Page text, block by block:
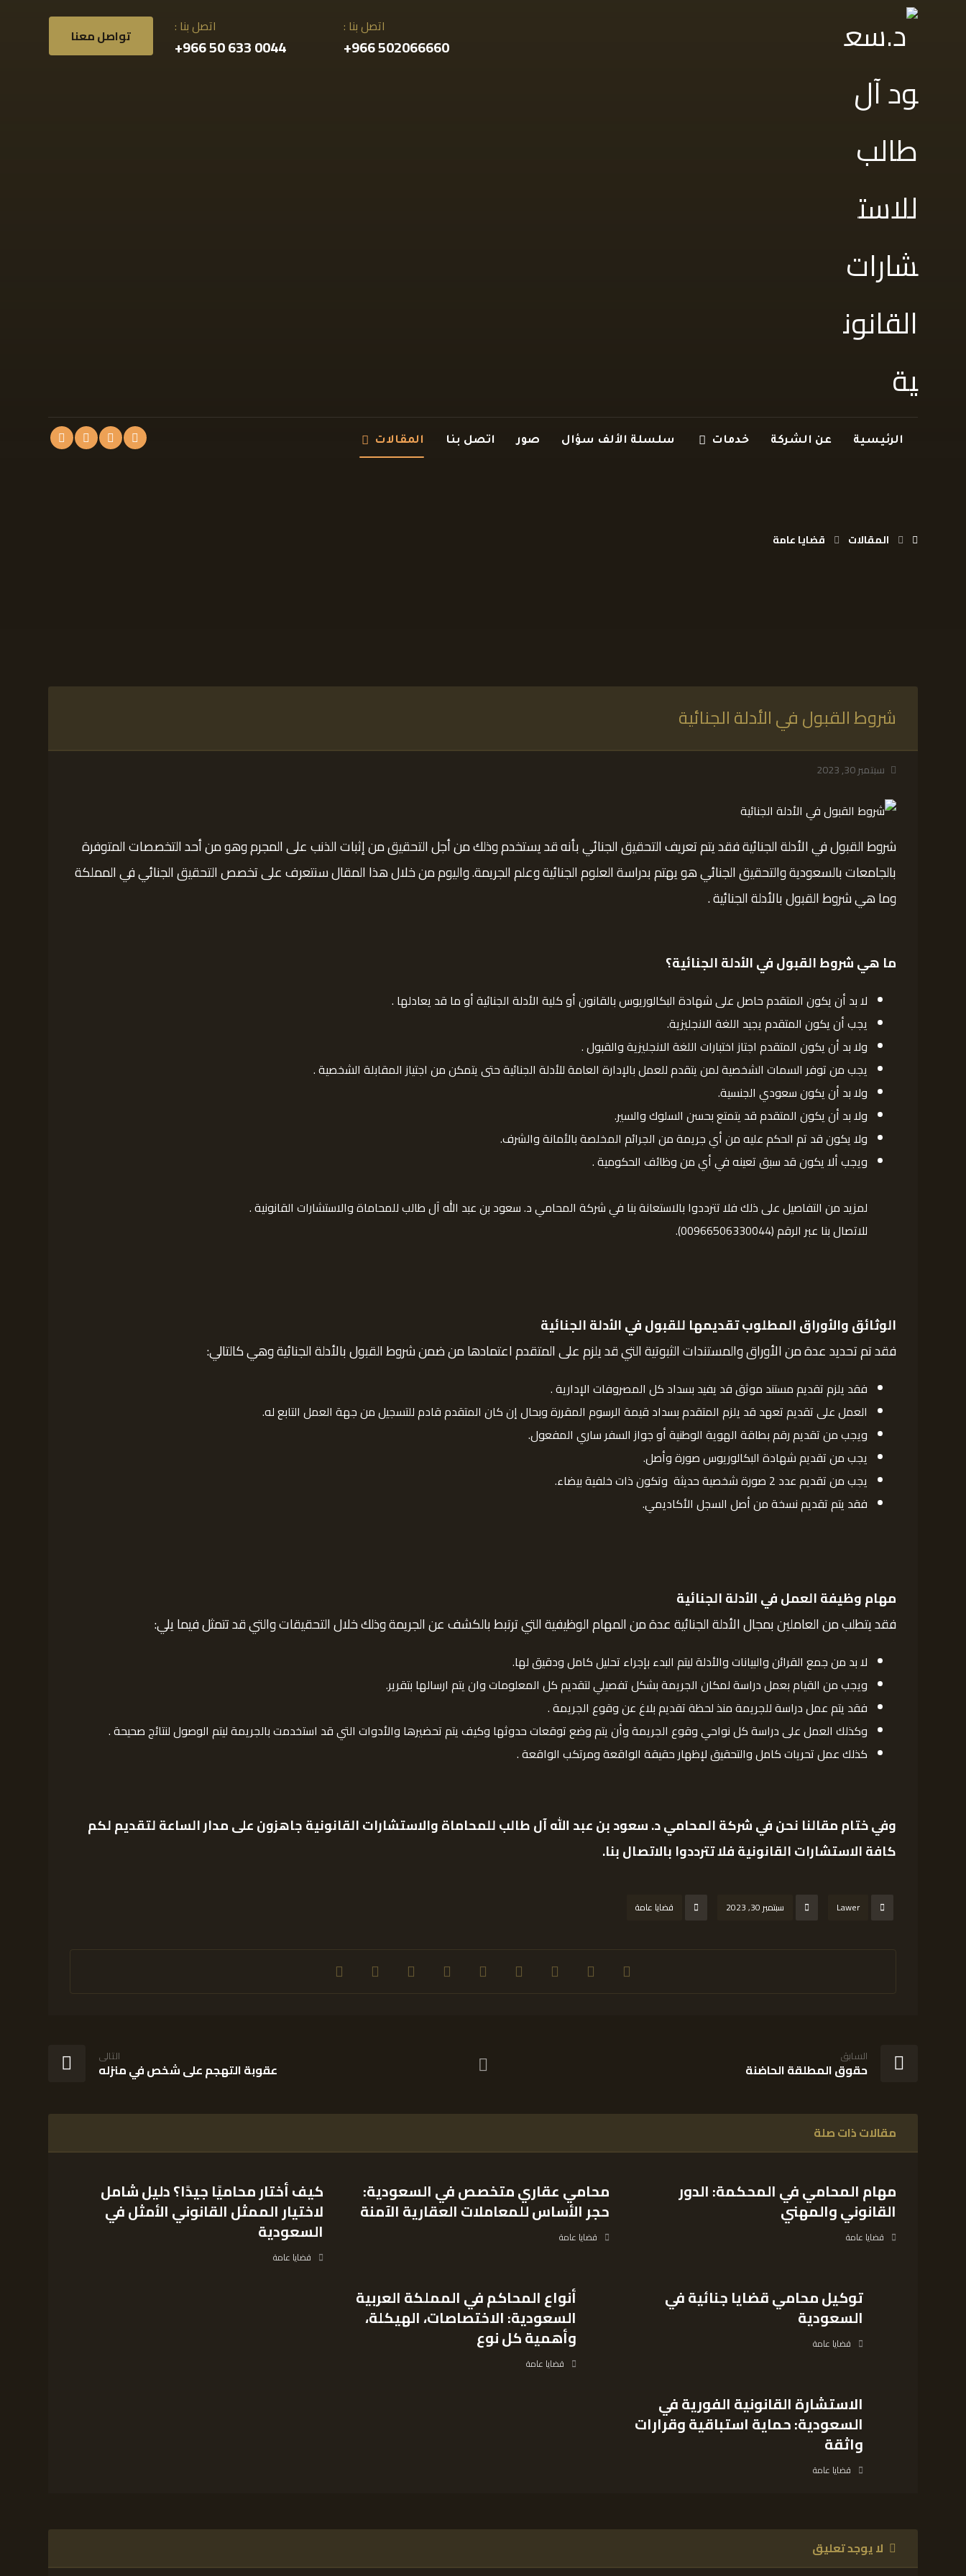
تواصل معنا اتصل بنا :
0044 633 50 966+
اتصل بنا :
502066660 966+
الرئيسية عن الشركة خدمات سلسلة الألف سؤال صور اتصل بنا المقالات
المقالات قضايا عامة
شروط القبول في الأدلة الجنائية
سبتمبر 30, 2023
شروط القبول في الأدلة الجنائية فقد يتم تعريف التحقيق الجنائي بأنه قد يستخدم وذلك من أجل التحقيق من إثبات الذنب على المجرم وهو من أحد التخصصات المتوفرة
بالجامعات بالسعودية والتحقيق الجنائي هو يهتم بدراسة العلوم الجنائية وعلم الجريمة. واليوم من خلال هذا المقال سنتعرف على تخصص التحقيق الجنائي في المملكة
وما هي شروط القبول بالأدلة الجنائية .
ما هي شروط القبول في الأدلة الجنائية؟
لا بد أن يكون المتقدم حاصل على شهادة البكالوريوس بالقانون أو كلية الأدلة الجنائية أو ما قد يعادلها .
يجب أن يكون المتقدم يجيد اللغة الانجليزية.
ولا بد أن يكون المتقدم اجتاز اختبارات اللغة الانجليزية والقبول .
يجب من توفر السمات الشخصية لمن يتقدم للعمل بالإدارة العامة للأدلة الجنائية حتى يتمكن من اجتياز المقابلة الشخصية .
ولا بد أن يكون سعودي الجنسية.
ولا بد أن يكون المتقدم قد يتمتع بحسن السلوك والسير.
ولا يكون قد تم الحكم عليه من أي جريمة من الجرائم المخلصة بالأمانة والشرف.
ويجب ألا يكون قد سبق تعينه في أي من وظائف الحكومية .
لمزيد من التفاصيل على ذلك فلا تترددوا بالاستعانة بنا في شركة المحامي د. سعود بن عبد الله آل طالب للمحاماة والاستشارات القانونية .
للاتصال بنا عبر الرقم (00966506330044).
الوثائق والأوراق المطلوب تقديمها للقبول في الأدلة الجنائية
فقد تم تحديد عدة من الأوراق والمستندات الثبوتية التي قد يلزم على المتقدم اعتمادها من ضمن شروط القبول بالأدلة الجنائية وهي كالتالي:
فقد يلزم تقديم مستند موثق قد يفيد بسداد كل المصروفات الإدارية .
العمل على تقديم تعهد قد يلزم المتقدم بسداد قيمة الرسوم المقررة وبحال إن كان المتقدم قادم للتسجيل من جهة العمل التابع له.
ويجب من تقديم رقم بطاقة الهوية الوطنية أو جواز السفر ساري المفعول.
يجب من تقديم شهادة البكالوريوس صورة وأصل.
يجب من تقديم عدد 2 صورة شخصية حديثة وتكون ذات خلفية بيضاء.
فقد يتم تقديم نسخة من أصل السجل الأكاديمي.
مهام وظيفة العمل في الأدلة الجنائية
فقد يتطلب من العاملين بمجال الأدلة الجنائية عدة من المهام الوظيفية التي ترتبط بالكشف عن الجريمة وذلك خلال التحقيقات والتي قد تتمثل فيما يلي:
لا بد من جمع القرائن والبيانات والأدلة ليتم البدء بإجراء تحليل كامل ودقيق لها.
ويجب من القيام بعمل دراسة لمكان الجريمة بشكل تفصيلي لتقديم كل المعلومات وان يتم ارسالها بتقرير.
فقد يتم عمل دراسة للجريمة منذ لحظة تقديم بلاغ عن وقوع الجريمة .
وكذلك العمل على دراسة كل نواحي وقوع الجريمة وأن يتم وضع توقعات حدوثها وكيف يتم تحضيرها والأدوات التي قد استخدمت بالجريمة ليتم الوصول لنتائج صحيحة .
كذلك عمل تحريات كامل والتحقيق لإظهار حقيقة الواقعة ومرتكب الواقعة .
وفي ختام مقالنا نحن فيشركة المحامي د. سعود بن عبد الله آل طالب للمحاماة والاستشارات القانونية جاهزون على مدار الساعة لتقديم لكم
كافة الاستشارات القانونية فلا تترددوا بالاتصال بنا.
Lawer سبتمبر 30, 2023 قضايا عامة
السابق
حقوق المطلقة الحاضنة
التالى
عقوبة التهجم على شخص في منزله
مقالات ذات صلة
مهام المحامي في المحكمة: الدور
القانوني والمهني
قضايا عامة
محامي عقاري متخصص في السعودية:
حجر الأساس للمعاملات العقارية الآمنة
قضايا عامة
كيف أختار محاميًا جيدًا؟ دليل شامل
لاختيار الممثل القانوني الأمثل في
السعودية
قضايا عامة
توكيل محامي قضايا جنائية في
السعودية
قضايا عامة
أنواع المحاكم في المملكة العربية
السعودية: الاختصاصات، الهيكلة،
وأهمية كل نوع
قضايا عامة
الاستشارة القانونية الفورية في
السعودية: حماية استباقية وقرارات
واثقة
قضايا عامة
لا يوجد تعليق